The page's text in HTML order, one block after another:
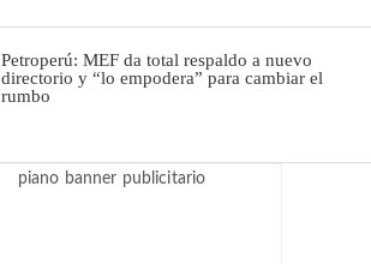
Petroperú: MEF da total respaldo a nuevo
directorio y “lo empodera” para cambiar el
rumbo